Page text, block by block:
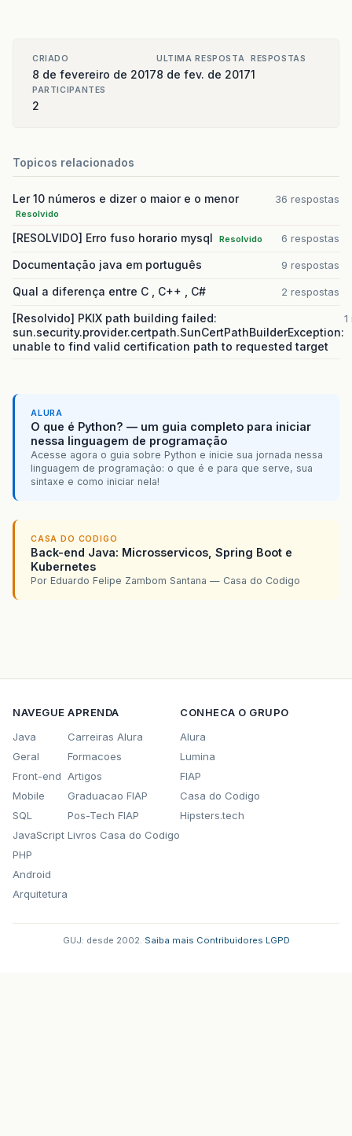
CRIADO
8 de fevereiro de 2017
ULTIMA RESPOSTA
8 de fev. de 2017
RESPOSTAS
1
PARTICIPANTES
2
Topicos relacionados
Ler 10 números e dizer o maior e o menor
Resolvido
36 respostas
[RESOLVIDO] Erro fuso horario mysql Resolvido 6 respostas
Documentação java em português 9 respostas
Qual a diferença entre C , C++ , C# 2 respostas
[Resolvido] PKIX path building failed:
sun.security.provider.certpath.SunCertPathBuilderException:
unable to find valid certification path to requested target
ALURA
O que é Python? — um guia completo para iniciar
nessa linguagem de programação
Acesse agora o guia sobre Python e inicie sua jornada nessa
linguagem de programação: o que é e para que serve, sua
sintaxe e como iniciar nela!
CASA DO CODIGO
Back-end Java: Microsservicos, Spring Boot e
Kubernetes
Por Eduardo Felipe Zambom Santana — Casa do Codigo
NAVEGUE
Java
Geral
Front-end
Mobile
SQL
JavaScript
PHP
Android
Arquitetura
APRENDA
Carreiras Alura
Formacoes
Artigos
Graduacao FIAP
Pos-Tech FIAP
Livros Casa do Codigo
CONHECA O GRUPO
Alura
Lumina
FIAP
Casa do Codigo
Hipsters.tech
GUJ: desde 2002. Saiba mais Contribuidores LGPD